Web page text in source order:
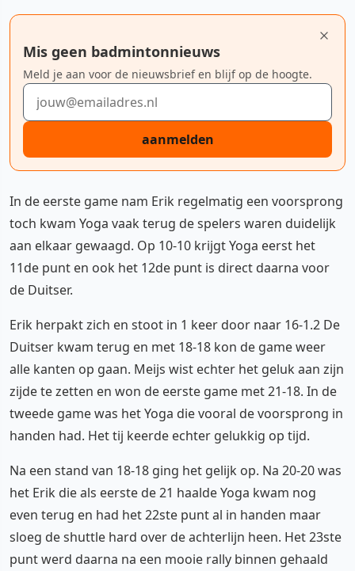
Mis geen badmintonnieuws
Meld je aan voor de nieuwsbrief en blijf op de hoogte.
E-mailadres
aanmelden
In de eerste game nam Erik regelmatig een voorsprong
toch kwam Yoga vaak terug de spelers waren duidelijk
aan elkaar gewaagd. Op 10-10 krijgt Yoga eerst het
11de punt en ook het 12de punt is direct daarna voor
de Duitser.
Erik herpakt zich en stoot in 1 keer door naar 16-1.2 De
Duitser kwam terug en met 18-18 kon de game weer
alle kanten op gaan. Meijs wist echter het geluk aan zijn
zijde te zetten en won de eerste game met 21-18. In de
tweede game was het Yoga die vooral de voorsprong in
handen had. Het tij keerde echter gelukkig op tijd.
Na een stand van 18-18 ging het gelijk op. Na 20-20 was
het Erik die als eerste de 21 haalde Yoga kwam nog
even terug en had het 22ste punt al in handen maar
sloeg de shuttle hard over de achterlijn heen. Het 23ste
punt werd daarna na een mooie rally binnen gehaald